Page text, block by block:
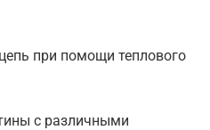
при помощи теплового
с различными